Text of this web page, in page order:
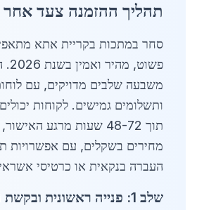
תהליך ההזמנה צעד
סחר במתכות בקריית אתא
משבעה שלבים מדויקים, עם
ותשלומים גמישים. לקוחות
תוך 48-72 שעות מרגע
מחירים בשקלים, עם אפשרויות
העברה בנקאית או כרטיסי
שלב 1: פנייה ראשונית ובקשת הצעת מחיר